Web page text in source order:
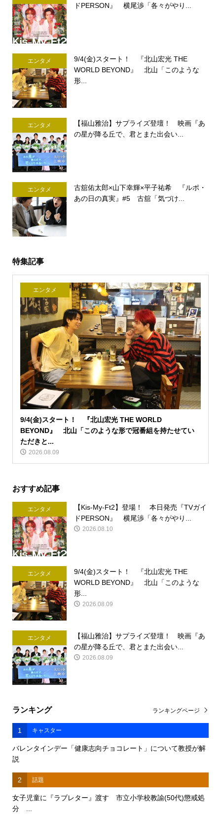
ドPERSON』 横尾渉「各々がやり...
エンタメ
9/4(金)スタート！ 『北山宏光 THE
WORLD BEYOND』 北山「このような
形...
エンタメ
【福山雅治】サプライズ登壇！ 映画『あ
の星が降る丘で、君とまた出会い...
エンタメ
古舘佑太郎×山下幸輝×平子祐希 『ルポ・
あの日の真実』#5 古舘「気づけ...
特集記事
エンタメ
9/4(金)スタート！ 『北山宏光 THE WORLD
BEYOND』 北山「このような形で冠番組を持たせてい
ただきと...
2026.08.09
おすすめ記事
エンタメ
【Kis-My-Ft2】登場！ 本日発売『TVガイ
ドPERSON』 横尾渉「各々がやり...
2026.08.10
エンタメ
9/4(金)スタート！ 『北山宏光 THE
WORLD BEYOND』 北山「このような
形...
2026.08.09
エンタメ
【福山雅治】サプライズ登壇！ 映画『あ
の星が降る丘で、君とまた出会い...
2026.08.09
ランキング
1 キャスター
バレンタインデー「健康志向チョコレート」について教授が解
説
2 話題
女子児童に『ラブレター』渡す 市立小学校教諭(50代)懲戒処
分 ...
ランキングページ